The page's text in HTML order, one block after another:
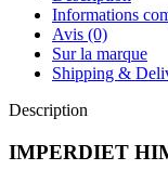
Informations
Avis (0)
Sur la marque
Shipping &
Description
IMPERDIET